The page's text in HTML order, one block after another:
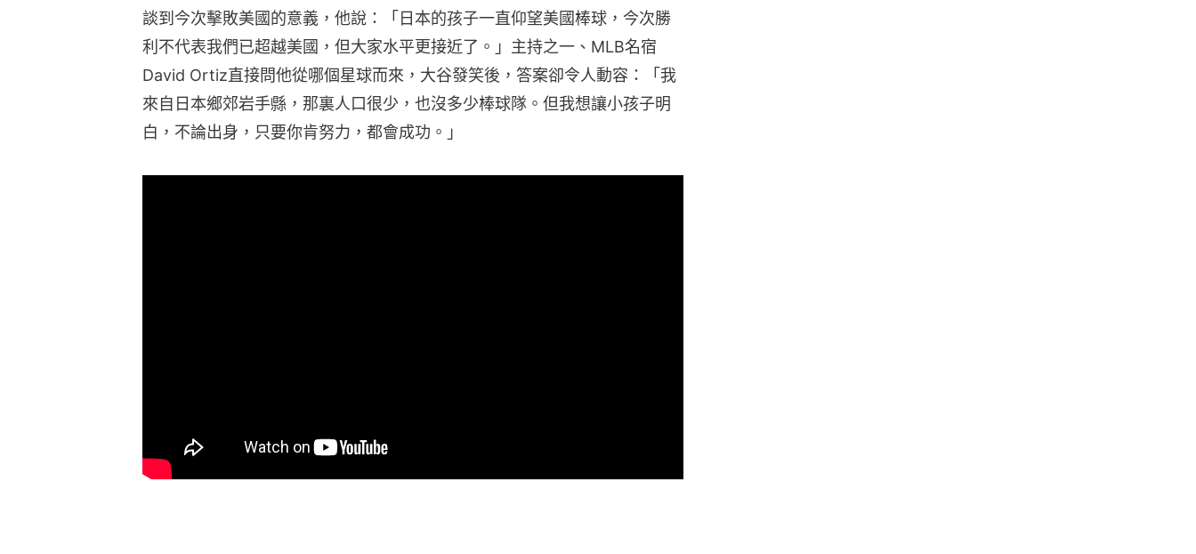
談到今次擊敗美國的意義，他說：「日本的孩子一直仰望美國棒球，今次勝
利不代表我們已超越美國，但大家水平更接近了。」主持之一、MLB名宿
David Ortiz直接問他從哪個星球而來，大谷發笑後，答案卻令人動容：「我
來自日本鄉郊岩手縣，那裏人口很少，也沒多少棒球隊。但我想讓小孩子明
白，不論出身，只要你肯努力，都會成功。」